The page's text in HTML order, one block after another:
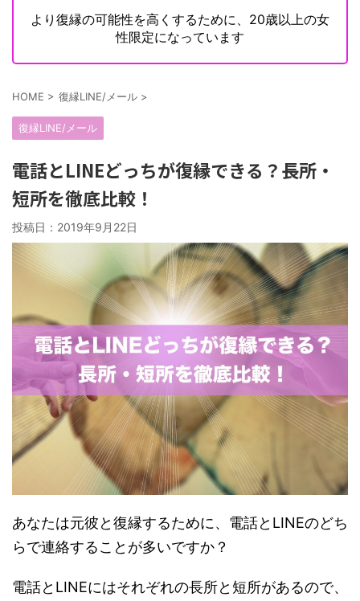
より復縁の可能性を高くするために、20歳以上の女
性限定になっています
HOME > 復縁LINE/メール >
復縁LINE/メール
電話とLINEどっちが復縁できる？長所・
短所を徹底比較！
投稿日： 2019年9月22日
あなたは元彼と復縁するために、電話とLINEのどち
らで連絡することが多いですか？
電話とLINEにはそれぞれの長所と短所があるので、